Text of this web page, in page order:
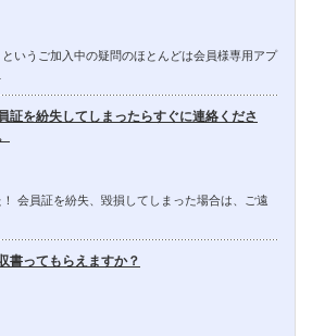
いうご加入中の疑問のほとんどは会員様専用アプ
証を紛失してしまったらすぐに連絡くださ
会員証を紛失、毀損してしまった場合は、ご遠
書ってもらえますか？